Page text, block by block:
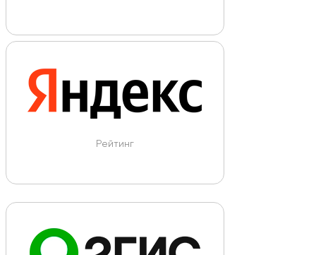
Рейтинг